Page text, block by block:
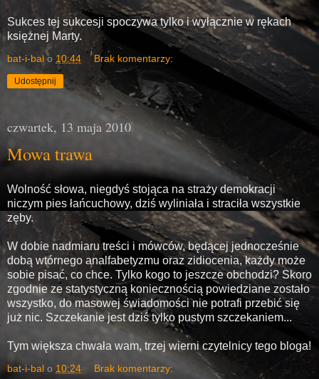
Sukces tej sukcesji spoczywa tylko i wyłącznie w rękach
księżnej Marty.
bat-i-bal o 10:44 Brak komentarzy:
Udostępnij
czwartek, 13 maja 2010
Mowa trawa
Wolność słowa, niegdyś stojąca na straży demokracji
niczym pies łańcuchowy, dziś wyliniała i straciła wszystkie
zęby.
W dobie nadmiaru treści i mówców, będącej jednocześnie
dobą wtórnego analfabetyzmu oraz zidiocenia, każdy może
sobie pisać, co chce. Tylko kogo to jeszcze obchodzi? Skoro
zgodnie ze statystyczną koniecznością powiedziane zostało
wszystko, do masowej świadomości nie potrafi przebić się
już nic. Szczekanie jest dziś tylko pustym szczekaniem...
Tym większa chwała wam, trzej wierni czytelnicy tego bloga!
bat-i-bal o 10:24 Brak komentarzy: